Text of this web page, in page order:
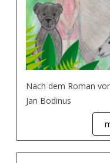
Nach dem Roman
Jan Bodinus